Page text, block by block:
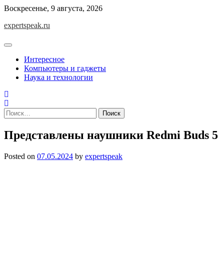
Skip
content
Воскресенье, 9 августа, 2026
expertspeak.ru
Интересное
Компьютеры и гаджеты
Наука и технологии
Найти:
Представлены наушники Redmi Buds 5
Posted on 07.05.2024 by expertspeak